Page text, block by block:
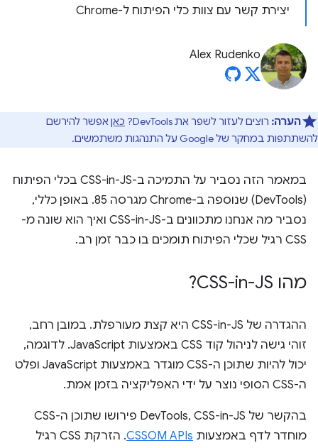
יצירת קשר עם צוות כלי הפיתוח ל-Chrome
Alex Rudenko
הערה: רוצים לעזור לשפר את DevTools? כאןאפשר להירשם
להשתתפות במחקר של Google על התנהגות משתמשים.
במאמר הזה נסביר על התמיכה ב-CSS-in-JS בכלי הפיתוח
(DevTools) שנוספה ב-Chrome מגרסה 85. באופן כללי,
נסביר מה אנחנו מתכוונים ב-CSS-in-JS ואיך הוא שונה מ-
CSS רגיל שכלי הפיתוח תומכים בו כבר זמן רב.
מהו CSS-in-JS?
ההגדרה של CSS-in-JS היא קצת מעורפלת. במובן רחב,
זוהי גישה לניהול קוד CSS באמצעות JavaScript. לדוגמה,
יכול להיות שתוכן ה-CSS מוגדר באמצעות JavaScript ופלט
ה-CSS הסופי נוצר על ידי האפליקציה בזמן אמת.
בהקשר של DevTools, CSS-in-JS פירושו שתוכן ה-CSS
מוחדר לדף באמצעות CSSOM APIs
. הזרקת CSS רגיל